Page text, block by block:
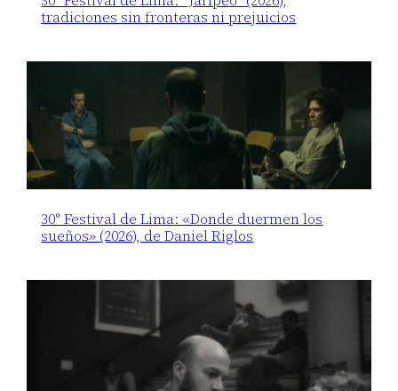
tradiciones sin fronteras ni prejuicios
30° Festival de Lima: «Donde duermen los
sueños» (2026), de Daniel Riglos